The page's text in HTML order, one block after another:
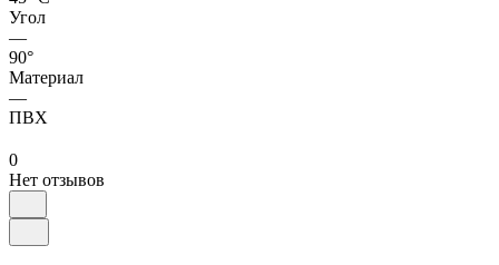
Угол
—
90°
Материал
—
ПВХ
0
Нет отзывов